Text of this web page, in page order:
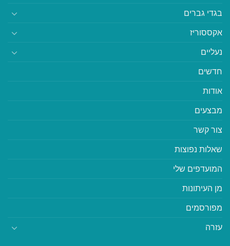
בגדי גברים
אקססוריז
נעליים
חדשים
אודות
מבצעים
צור קשר
שאלות נפוצות
המועדפים שלי
מן העיתונות
מפורסמים
עזרה